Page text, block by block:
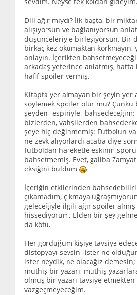
sevdim. Neyse tek koldan gideyim.
Dili ağır mıydı? İlk başta, bir
alışıyorsun ve bağlanıyorsun
düşünceleriyle birleşiyorsun. Bir
birkaç kez okumaktan korkmayın,
anlayın. İçerikten
arkadaş yeterince anlatmış, hatta
hafif spoiler vermiş.
Kitapta yer almayan bir şeyin yer
söylemek spoiler olur mu? Çünkü
şeyden -espiriyle- bahsedeceğim:
bizlerden, vahşilerden
şeye hiç değinmemiş: Futbolun
ne zevk alıyorlardı acaba diye
futboldan hareketle eskinin
bahsetmemiş. Evet, galiba
eksiğini buldum
İçeriğin etkilerinden
çıkamadım, çıkmaya
geleceğiyle ilgili ağır spoiler
hissediyorum. Elden bir şey
da kötü.
Her gördüğüm kişiye tavsiye
distopyayı sevsin -ister ne
ister neydik, ne olacağız
müthiş bir yazarı, müthiş
olmuş bir yazarı tavsiye etmekten
vazgeçmeyeceğim.